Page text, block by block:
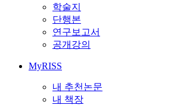
학술지
단행본
연구보고서
공개강의
MyRISS
내 추천논문
내 책장